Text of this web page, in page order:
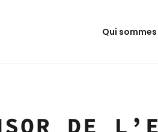
Qui
DE